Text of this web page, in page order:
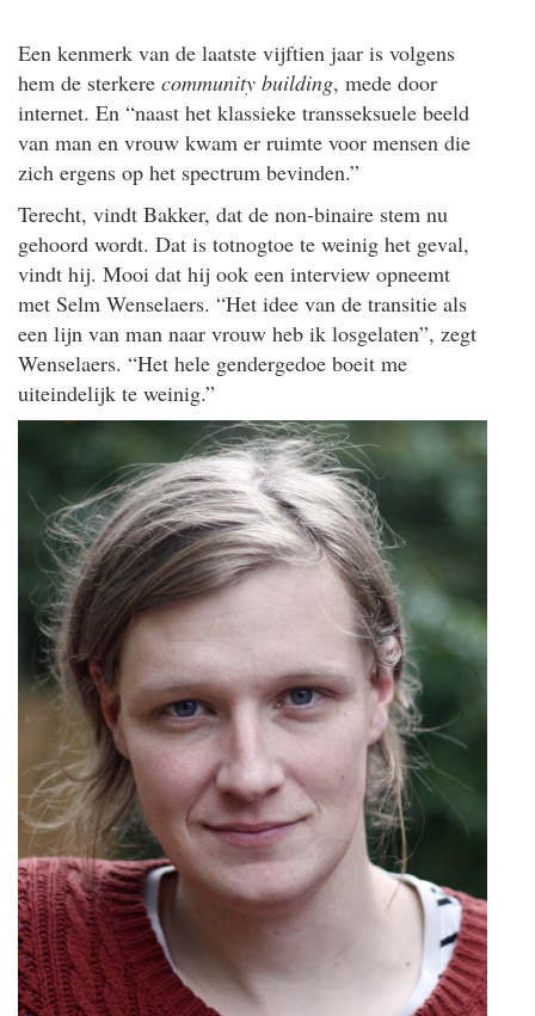
Een kenmerk van de laatste vijftien jaar is volgens
hem de sterkere community building, mede door
internet. En “naast het klassieke transseksuele beeld
van man en vrouw kwam er ruimte voor mensen die
zich ergens op het spectrum bevinden.”
Terecht, vindt Bakker, dat de non-binaire stem nu
gehoord wordt. Dat is totnogtoe te weinig het geval,
vindt hij. Mooi dat hij ook een interview opneemt
met Selm Wenselaers. “Het idee van de transitie als
een lijn van man naar vrouw heb ik losgelaten”, zegt
Wenselaers. “Het hele gendergedoe boeit me
uiteindelijk te weinig.”